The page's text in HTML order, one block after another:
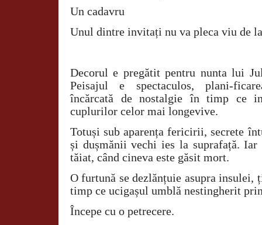
Un cadavru
Unul dintre invitați nu va pleca viu de
Decorul e pregătit pentru nunta lui
Peisajul e spectaculos, plani-
încărcată de nostalgie în timp ce
cuplurilor celor mai longevive.
Totuși sub aparența fericirii, secrete
și dușmănii vechi ies la suprafață.
tăiat, când cineva este găsit mort.
O furtună se dezlănțuie asupra
timp ce ucigașul umblă nestingherit
Începe cu o petrecere.